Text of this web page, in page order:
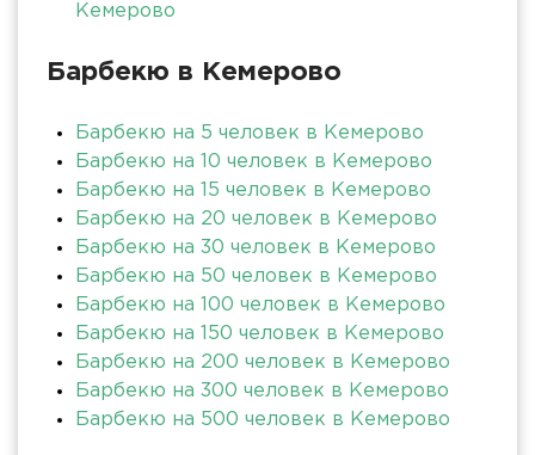
Кемерово
Барбекю в Кемерово
Барбекю на 5 человек в Кемерово
Барбекю на 10 человек в Кемерово
Барбекю на 15 человек в Кемерово
Барбекю на 20 человек в Кемерово
Барбекю на 30 человек в Кемерово
Барбекю на 50 человек в Кемерово
Барбекю на 100 человек в Кемерово
Барбекю на 150 человек в Кемерово
Барбекю на 200 человек в Кемерово
Барбекю на 300 человек в Кемерово
Барбекю на 500 человек в Кемерово